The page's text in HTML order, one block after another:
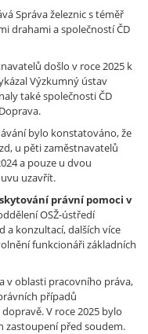
Správa železnic s téměř
drahami a společností ČD
došlo v roce 2025 k
Výzkumný ústav
také společnosti ČD
bylo konstatováno, že
u pěti zaměstnavatelů
a pouze u dvou
uzavřít.
právní pomoci v
OSŽ-ústředí
a konzultací, dalších více
funkcionáři základních
v oblasti pracovního práva,
případů
V roce 2025 bylo
zastoupení před soudem.